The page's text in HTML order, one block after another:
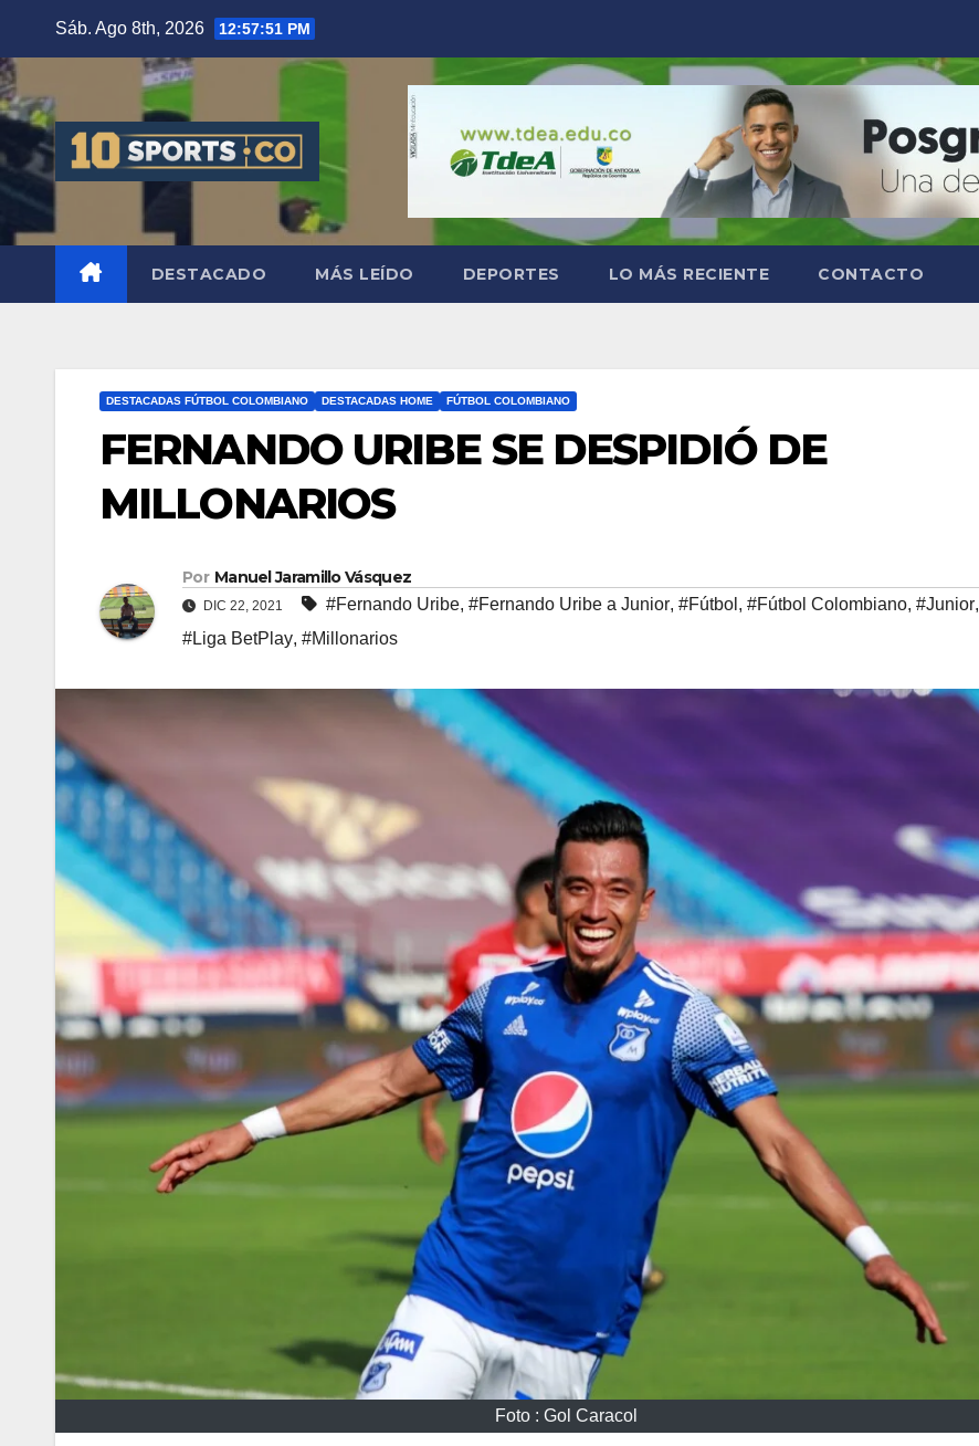
Sáb. Ago 8th, 2026 12:57:52 PM
DESTACADO MÁS LEÍDO DEPORTES LO MÁS RECIENTE CONTACTO
DESTACADAS FÚTBOL COLOMBIANO DESTACADAS HOME FÚTBOL COLOMBIANO
FERNANDO URIBE SE DESPIDIÓ DE
MILLONARIOS
Por Manuel Jaramillo Vásquez
DIC 22, 2021 #Fernando Uribe, #Fernando Uribe a Junior, #Fútbol , #Fútbol Colombiano, #Junior,
#Liga BetPlay, #Millonarios
Foto : Gol Caracol